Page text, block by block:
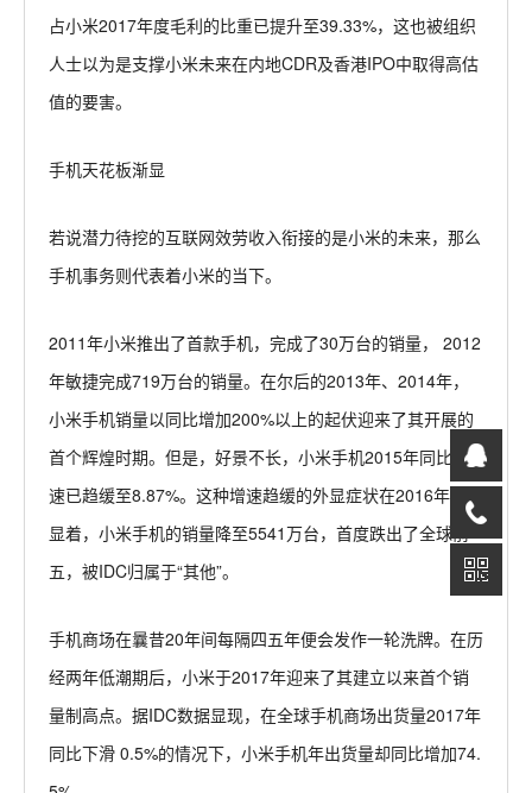
占小米2017年度毛利的比重已提升至39.33%，这也被组织
人士以为是支撑小米未来在内地CDR及香港IPO中取得高估
值的要害。
手机天花板渐显
若说潜力待挖的互联网效劳收入衔接的是小米的未来，那么
手机事务则代表着小米的当下。
2011年小米推出了首款手机，完成了30万台的销量， 2012
年敏捷完成719万台的销量。在尔后的2013年、2014年，
小米手机销量以同比增加200%以上的起伏迎来了其开展的
首个辉煌时期。但是，好景不长，小米手机2015年同比增
速已趋缓至8.87%。这种增速趋缓的外显症状在2016年更加
显着，小米手机的销量降至5541万台，首度跌出了全球前
五，被IDC归属于“其他”。
手机商场在曩昔20年间每隔四五年便会发作一轮洗牌。在历
经两年低潮期后，小米于2017年迎来了其建立以来首个销
量制高点。据IDC数据显现，在全球手机商场出货量2017年
同比下滑 0.5%的情况下，小米手机年出货量却同比增加74.